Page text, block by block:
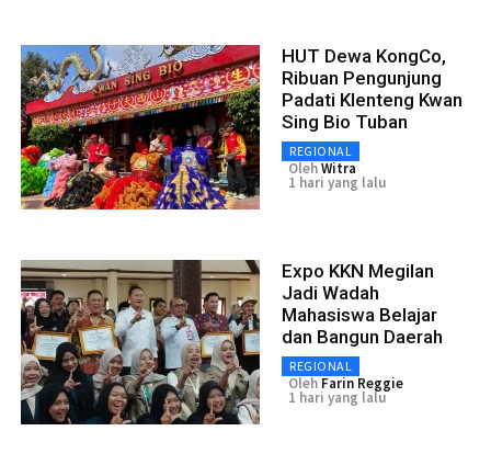
HUT Dewa KongCo,
Ribuan Pengunjung
Padati Klenteng Kwan
Sing Bio Tuban
REGIONAL
OlehWitra
1 hari yang lalu
Expo KKN Megilan
Jadi Wadah
Mahasiswa Belajar
dan Bangun Daerah
REGIONAL
Oleh Farin Reggie
1 hari yang lalu